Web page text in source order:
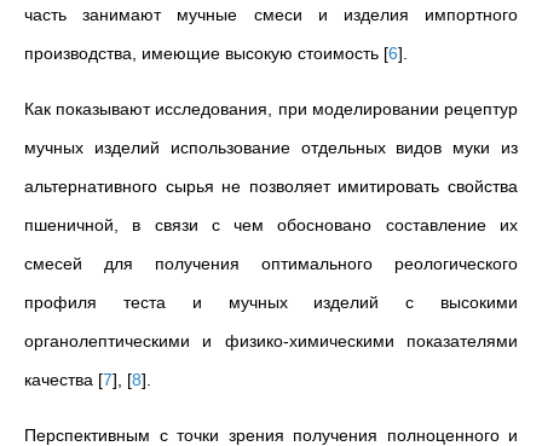
часть занимают мучные смеси и изделия импортного
производства, имеющие высокую стоимость [6]
Как показывают исследования, при моделировании рецептур
мучных изделий использование отдельных видов муки из
альтернативного сырья не позволяет имитировать свойства
пшеничной, в связи с чем обосновано составление их
смесей для получения оптимального реологического
профиля теста и мучных изделий с высокими
органолептическими и физико-химическими показателями
качества [7] [8]
Перспективным с точки зрения получения полноценного и